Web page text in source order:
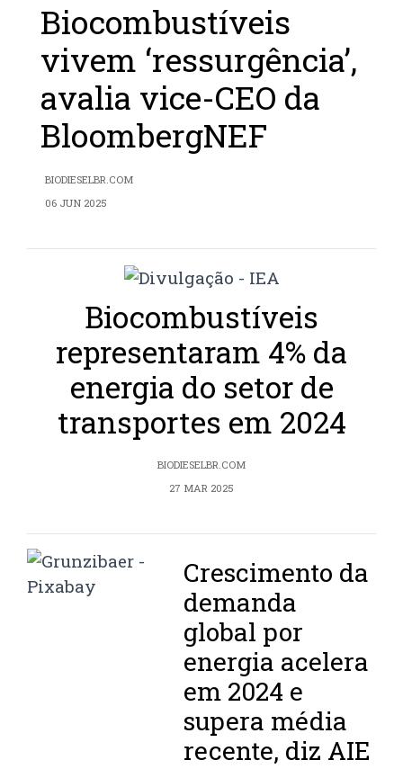
Biocombustíveis
vivem ‘ressurgência’,
avalia vice-CEO da
BloombergNEF
BIODIESELBR.COM
06 JUN 2025
Biocombustíveis
representaram 4% da
energia do setor de
transportes em 2024
BIODIESELBR.COM
27 MAR 2025
Crescimento da
demanda
global por
energia acelera
em 2024 e
supera média
recente, diz AIE